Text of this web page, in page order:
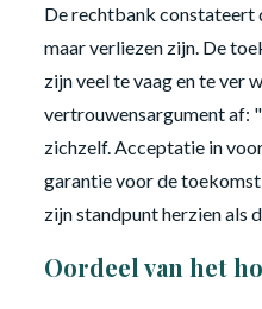
De rechtbank constateert
maar verliezen zijn. De
zijn veel te vaag en te ver
vertrouwensargument af:
zichzelf. Acceptatie in
garantie voor de
zijn standpunt herzien als
Oordeel van het